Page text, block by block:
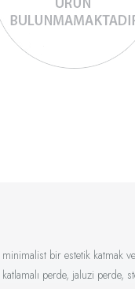
minimalist bir estetik
perde, jaluzi perde,